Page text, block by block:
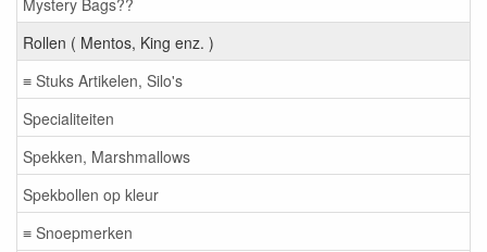
Rollen ( Mentos, King enz. )
≡ Stuks Artikelen, Silo's
Specialiteiten
Spekken, Marshmallows
Spekbollen op kleur
≡ Snoepmerken